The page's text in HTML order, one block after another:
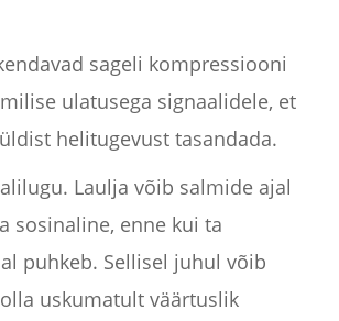
sageli kompressiooni
ulatusega signaalidele, et
helitugevust tasandada.
Laulja võib salmide ajal
sosinaline, enne kui ta
puhkeb. Sellisel juhul võib
uskumatult väärtuslik